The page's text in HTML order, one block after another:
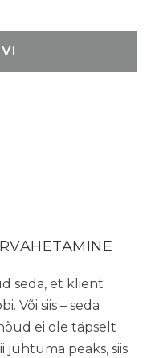
seda, et klient
Või siis – seda
ei ole täpselt
juhtuma peaks, siis